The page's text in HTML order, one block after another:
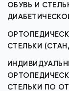
ОБУВЬ И
СТЕЛЬКИ
СТЕЛЬКИ ПО